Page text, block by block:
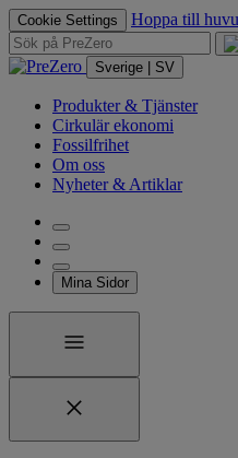
Cookie Settings Hoppa till
Sverige | SV
Produkter & Tjänster
Cirkulär ekonomi
Fossilfrihet
Om oss
Nyheter & Artiklar
Mina Sidor